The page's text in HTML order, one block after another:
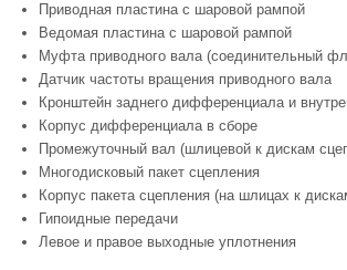
Приводная пластина с шаровой рампой
Ведомая пластина с шаровой рампой
Муфта приводного вала (соединительный
Датчик частоты вращения приводного вала
Кронштейн заднего дифференциала и
Корпус дифференциала в сборе
Промежуточный вал (шлицевой к дискам
Многодисковый пакет сцепления
Корпус пакета сцепления (на шлицах к
Гипоидные передачи
Левое и правое выходные уплотнения